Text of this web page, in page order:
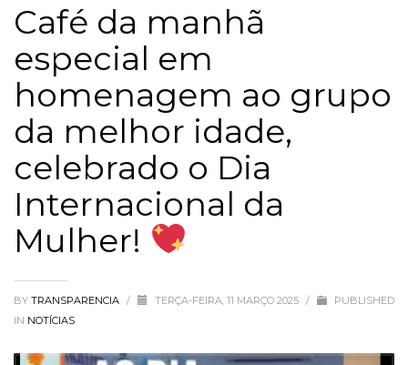
Café da manhã
especial em
homenagem ao grupo
da melhor idade,
celebrado o Dia
Internacional da
Mulher!
BY TRANSPARENCIA / TERÇA-FEIRA, 11 MARÇO 2025 /
PUBLISHED
IN NOTÍCIAS